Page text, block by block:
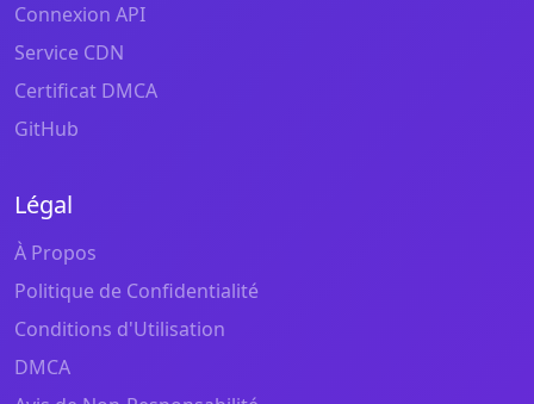
Connexion API
Service CDN
Certificat DMCA
GitHub
Légal
À Propos
Politique de Confidentialité
Conditions d'Utilisation
DMCA